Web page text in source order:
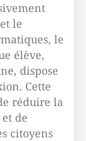
le
le
élève,
dispose
Cette
réduire la
de
citoyens